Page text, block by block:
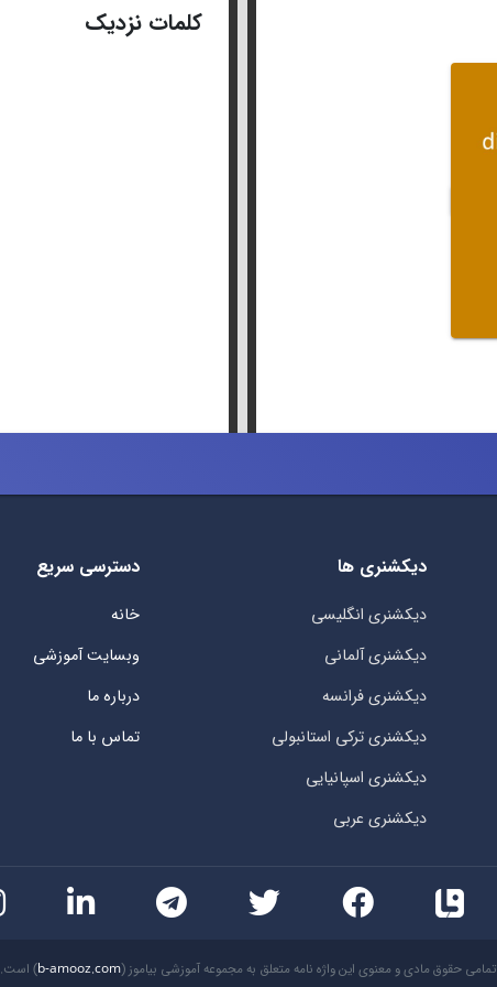
کلمات نزدیک
دیکشنری ها
دیکشنری انگلیسی
دیکشنری آلمانی
دیکشنری فرانسه
دیکشنری ترکی استانبولی
دیکشنری اسپانیایی
دیکشنری عربی
دسترسی سریع
خانه
وبسایت آموزشی
درباره ما
تماس با ما
تمامی حقوق مادی و معنوی این واژه نامه متعلق به مجموعه آموزشی بیاموز (b-amooz.com) است.